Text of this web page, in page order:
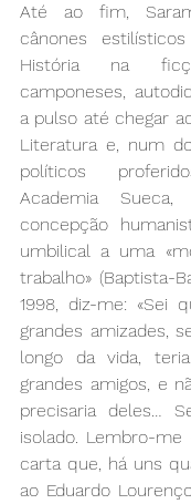
Até ao fim,
cânones
História na
camponeses,
a pulso até chegar
Literatura e, num
políticos
Academia
concepção
umbilical a uma
trabalho» (Baptista-
1998, diz-me: «Sei
grandes amizades,
longo da vida,
grandes amigos, e
precisaria deles…
isolado. Lembro-
carta que, há uns
ao Eduardo